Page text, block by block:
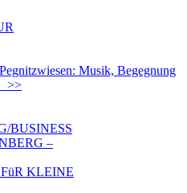
Musik, Begegnung
>>
BUSINESS
–
KLEINE